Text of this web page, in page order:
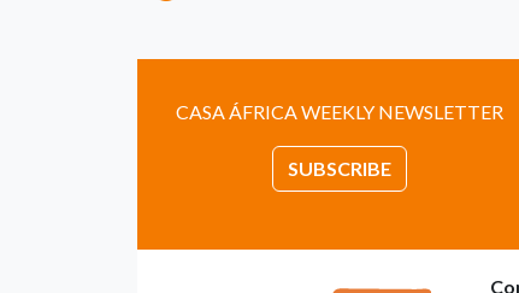
CASA ÁFRICA WEEKLY NEWSLETTER
SUBSCRIBE